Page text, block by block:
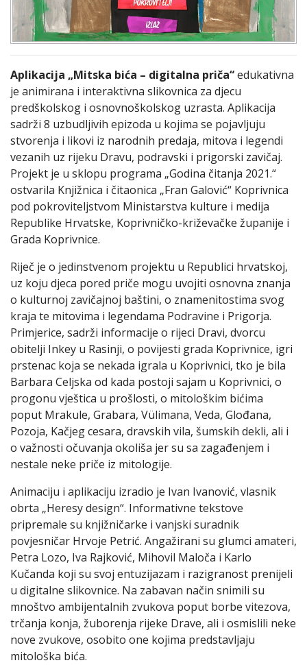
Aplikacija „Mitska bića – digitalna priča“edukativna
je animirana i interaktivna slikovnica za djecu
predškolskog i osnovnoškolskog uzrasta. Aplikacija
sadrži 8 uzbudljivih epizoda u kojima se pojavljuju
stvorenja i likovi iz narodnih predaja, mitova i legendi
vezanih uz rijeku Dravu, podravski i prigorski zavičaj.
Projekt je u sklopu programa „Godina čitanja 2021.“
ostvarila Knjižnica i čitaonica „Fran Galović“ Koprivnica
pod pokroviteljstvom Ministarstva kulture i medija
Republike Hrvatske, Koprivničko-križevačke županije i
Grada Koprivnice.
Riječ je o jedinstvenom projektu u Republici hrvatskoj,
uz koju djeca pored priče mogu uvojiti osnovna znanja
o kulturnoj zavičajnoj baštini, o znamenitostima svog
kraja te mitovima i legendama Podravine i Prigorja.
Primjerice, sadrži informacije o rijeci Dravi, dvorcu
obitelji Inkey u Rasinji, o povijesti grada Koprivnice, igri
prstenac koja se nekada igrala u Koprivnici, tko je bila
Barbara Celjska od kada postoji sajam u Koprivnici, o
progonu vještica u prošlosti, o mitološkim bićima
poput Mrakule, Grabara, Vülimana, Veda, Glođana,
Pozoja, Kačjeg cesara, dravskih vila, šumskih dekli, ali i
o važnosti očuvanja okoliša jer su sa zagađenjem i
nestale neke priče iz mitologije.
Animaciju i aplikaciju izradio je Ivan Ivanović, vlasnik
obrta „Heresy design“. Informativne tekstove
pripremale su knjižničarke i vanjski suradnik
povjesničar Hrvoje Petrić. Angažirani su glumci amateri,
Petra Lozo, Iva Rajković, Mihovil Maloča i Karlo
Kučanda koji su svoj entuzijazam i razigranost prenijeli
u digitalne slikovnice. Na zabavan način snimili su
mnoštvo ambijentalnih zvukova poput borbe vitezova,
trčanja konja, žuborenja rijeke Drave, ali i osmislili neke
nove zvukove, osobito one kojima predstavljaju
mitološka bića.